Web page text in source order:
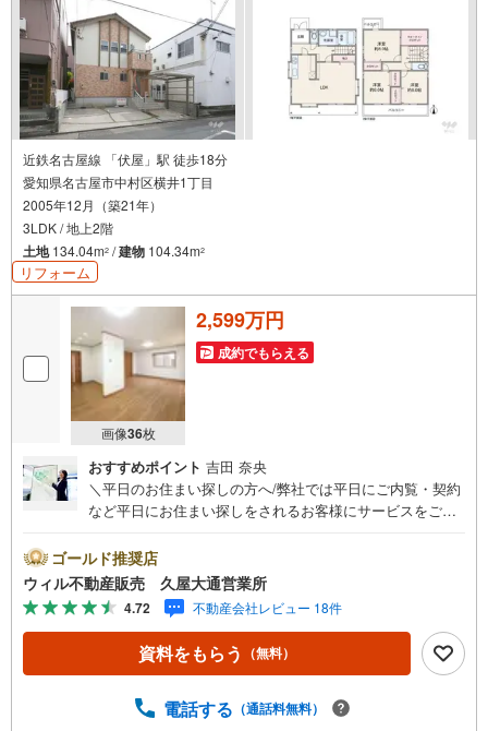
近鉄名古屋線 「伏屋」駅 徒歩18分
愛知県名古屋市中村区横井1丁目
2005年12月（築21年）
3LDK / 地上2階
土地134.04m2 /建物 104.34m2
リフォーム
画像36枚
2,599万円
成約でもらえる
おすすめポイント 吉田 奈央
＼平日のお住まい探しの方へ/弊社では平日にご内覧・契約
など平日にお住まい探しをされるお客様にサービスをご用
時まで”毎日”営業しています。事前にご予約頂きましたら営
業時間外でのご内覧もご対応いたします。＼本物件の他に
も気になる物件がある方へ/不動産業者間で不動産情報が共
有されているので、名古屋市全域や、その他隣接エリアで
もご内覧が可能です！ 【ウィル不動産販売 久屋大通営業
所】◎地下鉄東山線「栄」駅7A出口から徒歩1分、名城線
ズスペースあり◎営業時間 10:00～19:00（定休日無し） 上
ゴールド推奨店
ウィル不動産販売 久屋大通営業所
4.72 不動産会社レビュー 18件
資料をもらう （無料）
電話する （通話料無料）